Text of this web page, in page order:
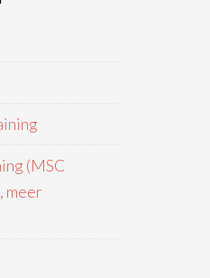
(MSC
meer